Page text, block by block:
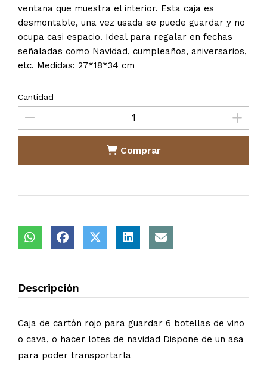
ventana que muestra el interior. Esta caja es
desmontable, una vez usada se puede guardar y no
ocupa casi espacio. Ideal para regalar en fechas
señaladas como Navidad, cumpleaños, aniversarios,
etc. Medidas: 27*18*34 cm
Cantidad
Comprar
Descripción
Caja de cartón rojo para guardar 6 botellas de vino
o cava, o hacer lotes de navidad Dispone de un asa
para poder transportarla